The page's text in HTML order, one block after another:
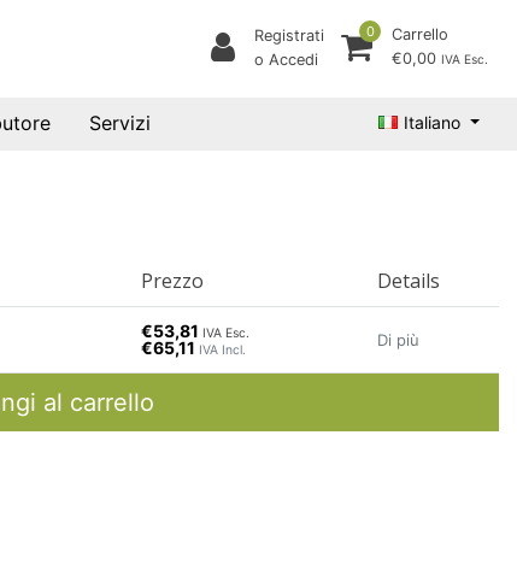
Registrati
o Accedi
0
Carrello
€0,00 IVA Esc.
Servizi Italiano
Prezzo Details
€53,81 IVA Esc.
€65,11 IVA Incl.
Di più
al carrello